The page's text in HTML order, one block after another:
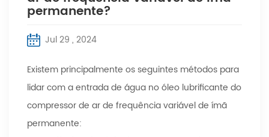
permanente?
Jul 29 , 2024
Existem principalmente os seguintes métodos para
lidar com a entrada de água no óleo lubrificante do
compressor de ar de frequência variável de ímã
permanente: